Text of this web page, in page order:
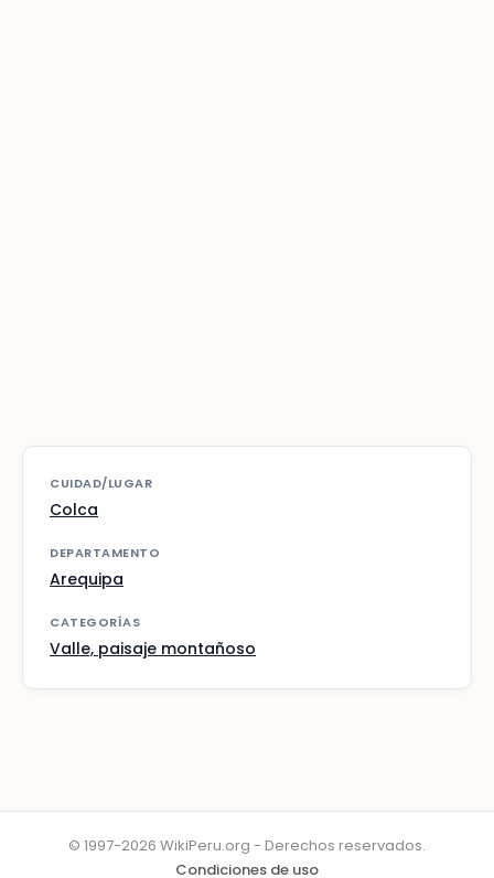
CUIDAD/LUGAR
Colca
DEPARTAMENTO
Arequipa
CATEGORÍAS
Valle, paisaje montañoso
© 1997-2026 WikiPeru.org - Derechos reservados.
Condiciones de uso